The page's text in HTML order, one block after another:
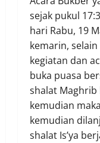
sejak pukul
hari Rabu, 19
kemarin,
kegiatan dan
buka puasa
shalat Maghrib
kemudian
kemudian
shalat Is’ya